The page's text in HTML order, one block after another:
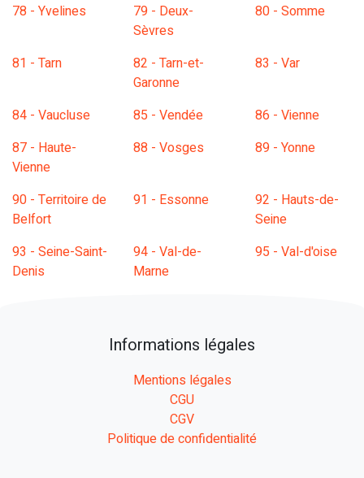
78 - Yvelines
79 - Deux-
Sèvres
80 - Somme
81 - Tarn
82 - Tarn-et-
Garonne
83 - Var
84 - Vaucluse 85 - Vendée
86 - Vienne
87 - Haute-
Vienne
88 - Vosges 89 - Yonne
90 - Territoire de
Belfort
91 - Essonne
92 - Hauts-de-
Seine
93 - Seine-Saint-
Denis
94 - Val-de-
Marne
95 - Val-d'oise
Informations légales
Mentions légales
CGU
CGV
Politique de confidentialité